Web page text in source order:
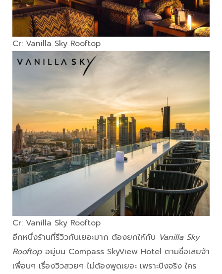
Cr: Vanilla Sky Rooftop
Cr: Vanilla Sky Rooftop
อีกหนึ่งร้านที่รีวิวกันเยอะมาก ต้องยกให้กับ Vanilla Sky
Rooftop อยู่บน Compass SkyView Hotel ตามชื่อเลยจ้า
เพื่อนๆ เรื่องวิวสวยๆ ไม่ต้องพูดเยอะ เพราะปังจริง ใคร